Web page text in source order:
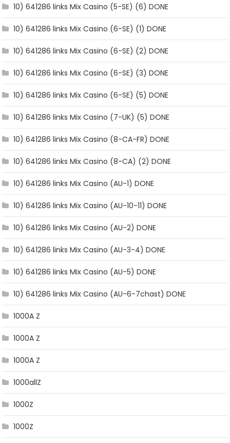
10) 641286 links Mix Casino (5-SE) (6) DONE
10) 641286 links Mix Casino (6-SE) (1) DONE
10) 641286 links Mix Casino (6-SE) (2) DONE
10) 641286 links Mix Casino (6-SE) (3) DONE
10) 641286 links Mix Casino (6-SE) (5) DONE
10) 641286 links Mix Casino (7-UK) (5) DONE
10) 641286 links Mix Casino (8-CA-FR) DONE
10) 641286 links Mix Casino (8-CA) (2) DONE
10) 641286 links Mix Casino (AU-1) DONE
10) 641286 links Mix Casino (AU-10-11) DONE
10) 641286 links Mix Casino (AU-2) DONE
10) 641286 links Mix Casino (AU-3-4) DONE
10) 641286 links Mix Casino (AU-5) DONE
10) 641286 links Mix Casino (AU-6-7chast) DONE
1000A Z
1000A Z
1000A Z
1000allZ
1000Z
1000Z